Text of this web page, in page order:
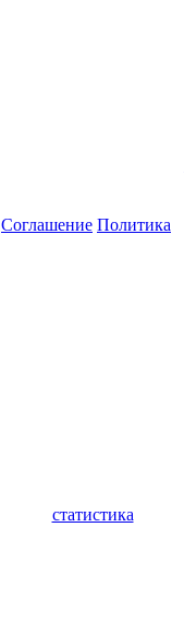
Соглашение Политика
статистика